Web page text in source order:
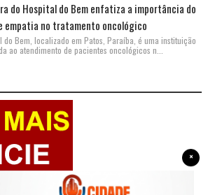
do Hospital do Bem enfatiza a importância do
empatia no tratamento oncológico
do Bem, localizado em Patos, Paraíba, é uma instituição
ao atendimento de pacientes oncológicos n...
×